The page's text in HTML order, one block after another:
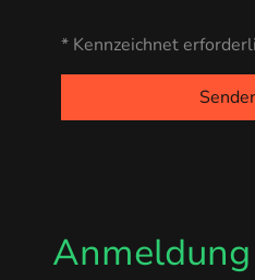
* Kennzeichnet
Anmeldung